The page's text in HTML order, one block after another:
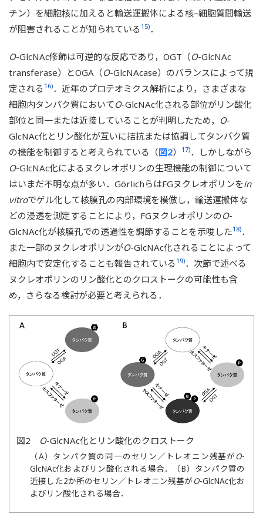
チン）を細胞核に加えると輸送運搬体による核–細胞質間輸送
が阻害されることが知られている 15)．
O-GlcNAc修飾は可逆的な反応であり，OGT（O-GlcNAc
transferase）とOGA（O-GlcNAcase）のバランスによって規
定される 16)．近年のプロテオミクス解析により，さまざまな
細胞内タンパク質においてO-GlcNAc化される部位がリン酸化
部位と同一または近接していることが判明したため， O-
GlcNAc化とリン酸化が互いに拮抗または協調してタンパク質
の機能を制御すると考えられている（図2） 17)．しかしながら
O-GlcNAc化によるヌクレオポリンの生理機能の制御について
はいまだ不明な点が多い．GörlichらはFGヌクレオポリンをin
vitroでゲル化して核膜孔の内部環境を模倣し，輸送運搬体な
どの浸透を測定することにより，FGヌクレオポリンのO-
GlcNAc化が核膜孔での透過性を調節することを示唆した18)．
また一部のヌクレオポリンがO-GlcNAc化されることによって
細胞内で安定化することも報告されている 19)．次節で述べる
ヌクレオポリンのリン酸化とのクロストークの可能性も含
め，さらなる検討が必要と考えられる．
図2 O-GlcNAc化とリン酸化のクロストーク
（A）タンパク質の同一のセリン／トレオニン残基がO-
GlcNAc化およびリン酸化される場合．（B）タンパク質の
近接した2か所のセリン／トレオニン残基がO-GlcNAc化お
よびリン酸化される場合．